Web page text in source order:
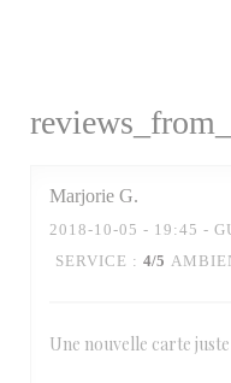
Marjorie G
2018-10-05 - 19:45 -
SERVICE : 4/5
Une nouvelle carte